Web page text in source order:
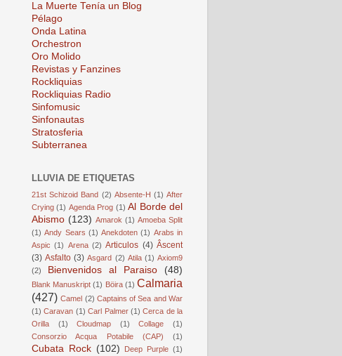
La Muerte Tenía un Blog
Pélago
Onda Latina
Orchestron
Oro Molido
Revistas y Fanzines
Rockliquias
Rockliquias Radio
Sinfomusic
Sinfonautas
Stratosferia
Subterranea
LLUVIA DE ETIQUETAS
21st Schizoid Band (2) Absente-H (1) After
Crying (1) Agenda Prog (1) Al Borde del
Abismo (123) Amarok (1) Amoeba Split
(1) Andy Sears (1) Anekdoten (1) Arabs in
Aspic (1) Arena (2) Articulos (4) Âscent
(3) Asfalto (3) Asgard (2) Atila (1) Axiom9
(2)
Bienvenidos al Paraiso (48)
Blank Manuskript (1) Böira (1) Calmaria
(427) Camel (2) Captains of Sea and War
(1) Caravan (1) Carl Palmer (1) Cerca de la
Orilla
(1) Cloudmap (1) Collage
(1)
Consorzio Acqua Potabile (CAP)
(1)
Cubata Rock (102) Deep Purple (1)